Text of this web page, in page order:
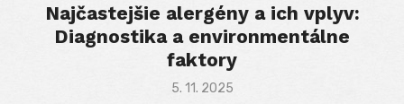
Najčastejšie alergény a ich vplyv:
Diagnostika a environmentálne
faktory
Posted
5. 11. 2025